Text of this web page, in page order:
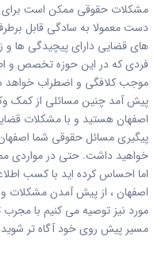
مشکلات حقوقی ممکن است برای
دست معمولا به سادگی قابل
های قضایی دارای پیچیدگی ها و
فردی که در این حوزه تخصص و
موجب کلافگی و اضطراب
پیش آمد چنین مسائلی از کمک
اصفهان هستید و با مشکلات
پیگیری مسائل حقوقی شما
خواهید داشت. حتی در مواردی
اما احساس کرده اید با کسب
اصفهان ، از پیش آمدن مشکلات
مورد نیز توصیه می کنیم با
مسیر پیش روی خود آگاه تر